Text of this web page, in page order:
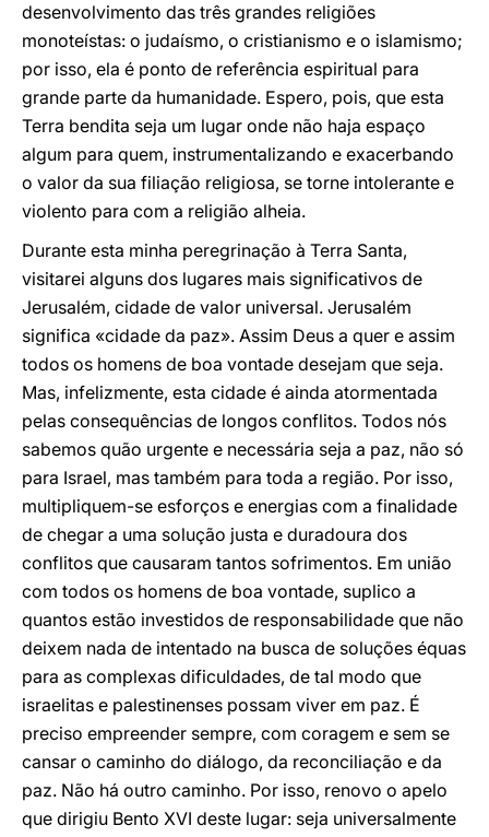
desenvolvimento das três grandes religiões
monoteístas: o judaísmo, o cristianismo e o islamismo;
por isso, ela é ponto de referência espiritual para
grande parte da humanidade. Espero, pois, que esta
Terra bendita seja um lugar onde não haja espaço
algum para quem, instrumentalizando e exacerbando
o valor da sua filiação religiosa, se torne intolerante e
violento para com a religião alheia.
Durante esta minha peregrinação à Terra Santa,
visitarei alguns dos lugares mais significativos de
Jerusalém, cidade de valor universal. Jerusalém
significa «cidade da paz». Assim Deus a quer e assim
todos os homens de boa vontade desejam que seja.
Mas, infelizmente, esta cidade é ainda atormentada
pelas consequências de longos conflitos. Todos nós
sabemos quão urgente e necessária seja a paz, não só
para Israel, mas também para toda a região. Por isso,
multipliquem-se esforços e energias com a finalidade
de chegar a uma solução justa e duradoura dos
conflitos que causaram tantos sofrimentos. Em união
com todos os homens de boa vontade, suplico a
quantos estão investidos de responsabilidade que não
deixem nada de intentado na busca de soluções équas
para as complexas dificuldades, de tal modo que
israelitas e palestinenses possam viver em paz. É
preciso empreender sempre, com coragem e sem se
cansar o caminho do diálogo, da reconciliação e da
paz. Não há outro caminho. Por isso, renovo o apelo
que dirigiu Bento XVI deste lugar: seja universalmente